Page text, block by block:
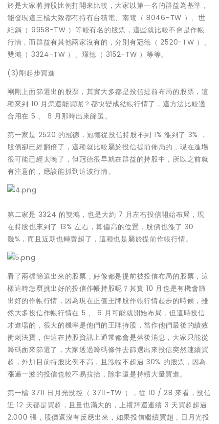
於是大家將持股比例打開來比較，大家以第一名的群益為基準，
能發現這三檔大致都有持有台積電、南電（ 8046-TW ）、世
紀鋼（ 9958-TW ）等較有名的股票，這些就比較不會是作帳
行情，而群益有其他兩家沒有的，分別有冠德（ 2520-TW ）、
雙鴻（ 3324-TW ）、璟德（ 3152-TW ）等等。
(3)剛起步買進
剛剛上面篩選出的股票，其實大多都是投信提前布局的股票，這
種來到 10 月怎還能買呢？都快變成結帳行情了，這方法比較適
合用在 5 、 6 月那時出來篩選。
第一家是 2520 的冠德，冠德從投信持股不到 1% 漲到了 3% ，
股價卻已經翻倍了，這種就比較屬於投信提前佈局的，現在進場
很可能已經太晚了，但冠德很早就在群益的持股中，所以之前就
有注意的，應該能抓到這波行情。
第二家是 3324 的雙鴻，也是大約 7 月左右投信開始布局，現
在持股也來到了 13% 左右，算偏高的位置，股價也漲了 30
幾%，而且近期也轉賣超了，這種也是屬於提前作帳行情。
看了兩檔篩選出來的股票，好像都是提前被投信布局的股票，這
樣這時怎麼挑出好的投信作帳持股呢？其實 10 月也是有機會篩
出好的作帳行情，因為現在正值王牌股作帳行情起步的時候，雖
然大多投信作帳行情在 5 、 6 月可能就開始布局，但這時投信
才進場的，很大的機率是他們的王牌持股，當作他們最後的績效
衝刺法寶，但這在持股資訊上通常都會是落後消息，大家只能從
籌碼面來篩選了，大家透過籌碼條件去篩選出來投信突然連續買
超，外加目前持股比例不高，且漲幅不超過 30% 的股票，因為
漲過一波的投信也較不易拉抬，除非還是持續大量買進。
第一檔 3711 日月光投控（ 3711-TW ），從 10 / 28 來看，投信
近 12 天都是買超，且量也滿大的，上禮拜還連續 3 天買超超過
2,000 張，股價還沒有反應出來，如果投信繼續買超，日月光投